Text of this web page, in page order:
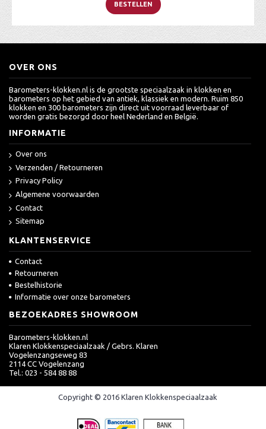
BESTELLEN
OVER ONS
Barometers-klokken.nl is de grootste speciaalzaak in klokken en
barometers op het gebied van antiek, klassiek en modern. Ruim 850
klokken en 300 barometers zijn direct uit voorraad leverbaar of
worden gratis bezorgd door heel Nederland en België.
INFORMATIE
Over ons
Verzenden / Retourneren
Privacy Policy
Algemene voorwaarden
Contact
Sitemap
KLANTENSERVICE
Contact
Retourneren
Bestelhistorie
Informatie over onze barometers
BEZOEKADRES SHOWROOM
Barometers-klokken.nl
Klaren Klokkenspeciaalzaak / Gebrs. Klaren
Vogelenzangseweg 83
2114 CC Vogelenzang
Tel.: 023 - 584 88 88
Copyright © 2016 Klaren Klokkenspeciaalzaak